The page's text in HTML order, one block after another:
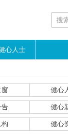
搜
心人士
健心
告 健心
健心